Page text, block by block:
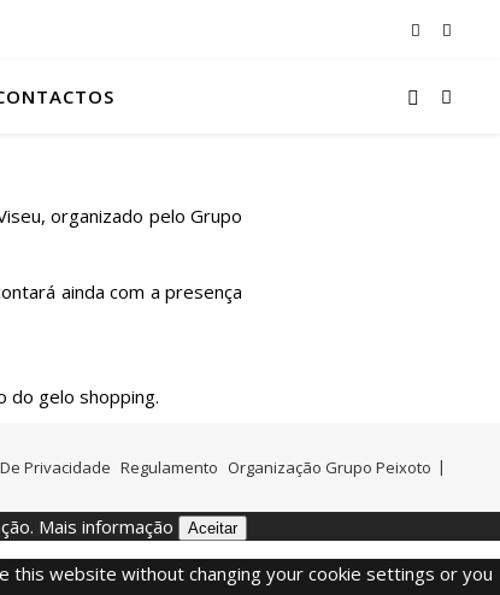
organizado pelo Grupo
ainda com a presença
do gelo shopping.
Privacidade Regulamento Organização Grupo Peixoto
Mais informação Aceitar
website without changing your cookie settings or you